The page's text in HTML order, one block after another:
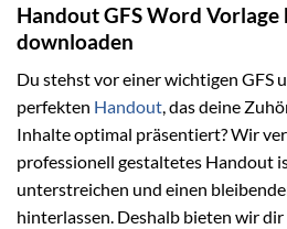
Handout GFS Word Vorlage
downloaden
Du stehst vor einer wichtigen GFS
perfekten Handout, das deine
Inhalte optimal präsentiert? Wir
professionell gestaltetes Handout
unterstreichen und einen
hinterlassen. Deshalb bieten wir